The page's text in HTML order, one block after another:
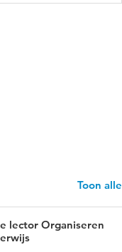
Toon alle
lector Organiseren